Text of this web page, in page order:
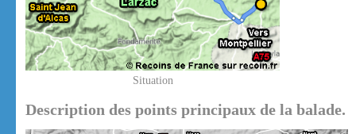
Situation
Description des points principaux de la balade.